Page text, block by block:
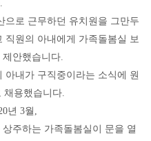
으로 근무하던 유치원을 그만두
직원의 아내에게 가족돌봄실 보
안했습니다.
아내가 구직중이라는 소식에 원
채용했습니다.
년 3월,
주하는 가족돌봄실이 문을 열